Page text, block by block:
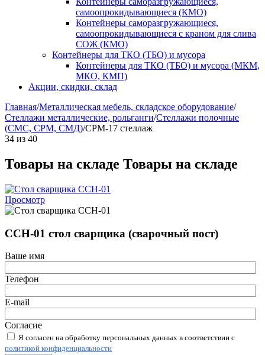
самоопрокидывающиеся (КМО)
Контейнеры саморазгружающиеся,
самоопрокидывающиеся с краном для слива
СОЖ (КМО)
Контейнеры для ТКО (ТБО) и мусора
Контейнеры для ТКО (ТБО) и мусора (МКМ,
МКО, КМП)
Акции, скидки, склад
Главная/Металлическая мебель, складское оборудование/
Стеллажи металлические, рольганги/Стеллажи полочные
(СМС, СРМ, СМД)/СРМ-17 стеллаж
34 из 40
Товары на складе Товары на складе
Просмотр
ССН-01 стол сварщика (сварочный пост)
Ваше имя
Телефон
E-mail
Согласие
Я согласен на обработку персональных данных в соответствии с
политикой конфиденциальности